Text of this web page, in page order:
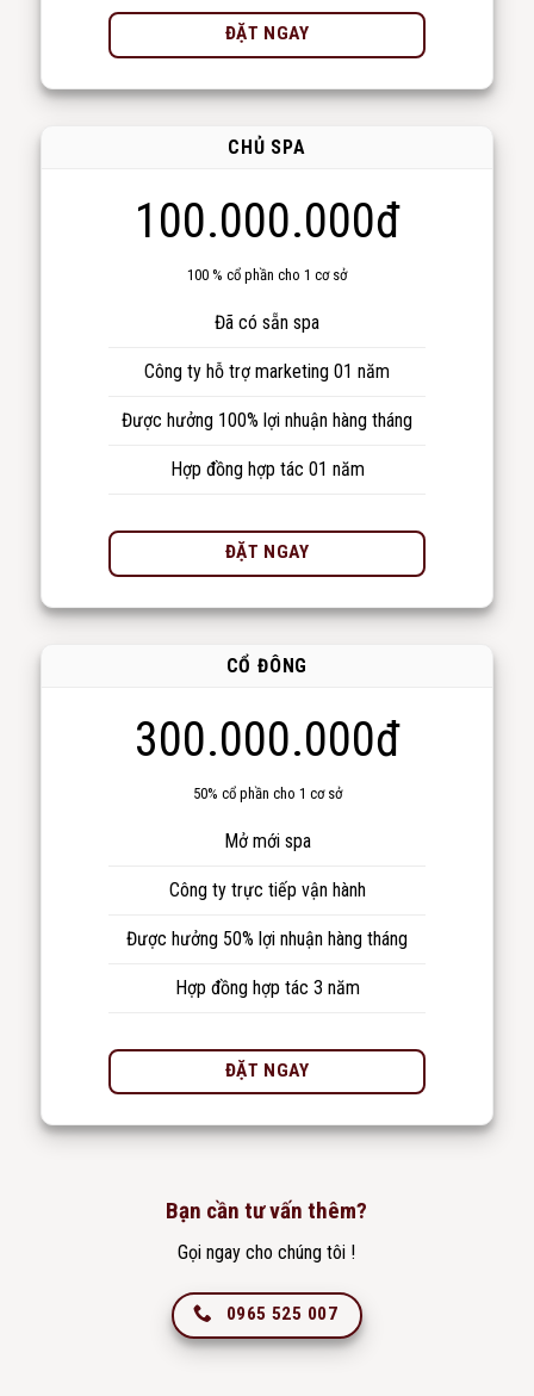
ĐẶT NGAY
CHỦ SPA
100.000.000đ
100 % cổ phần cho 1 cơ sở
Đã có sẵn spa
Công ty hỗ trợ marketing 01 năm
Được hưởng 100% lợi nhuận hàng tháng
Hợp đồng hợp tác 01 năm
ĐẶT NGAY
CỔ ĐÔNG
300.000.000đ
50% cổ phần cho 1 cơ sở
Mở mới spa
Công ty trực tiếp vận hành
Được hưởng 50% lợi nhuận hàng tháng
Hợp đồng hợp tác 3 năm
ĐẶT NGAY
Bạn cần tư vấn thêm?
Gọi ngay cho chúng tôi !
0965 525 007